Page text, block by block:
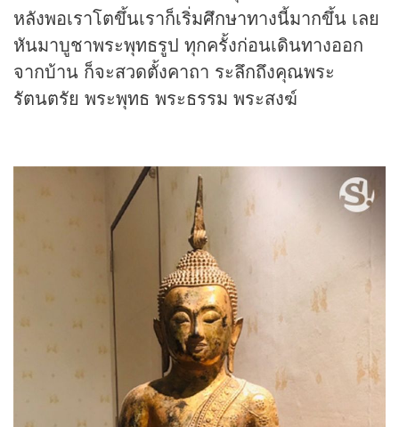
หลังพอเราโตขึ้นเราก็เริ่มศึกษาทางนี้มากขึ้น เลย
หันมาบูชาพระพุทธรูป ทุกครั้งก่อนเดินทางออก
จากบ้าน ก็จะสวดตั้งคาถา ระลึกถึงคุณพระ
รัตนตรัย พระพุทธ พระธรรม พระสงฆ์